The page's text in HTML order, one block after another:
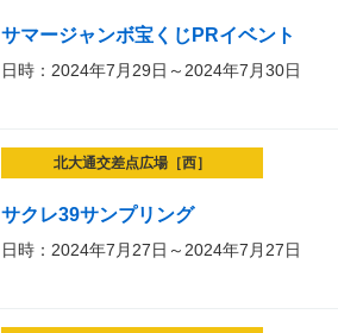
サマージャンボ宝くじPRイベント
日時：2024年7月29日～2024年7月30日
北大通交差点広場［西］
サクレ39サンプリング
日時：2024年7月27日～2024年7月27日